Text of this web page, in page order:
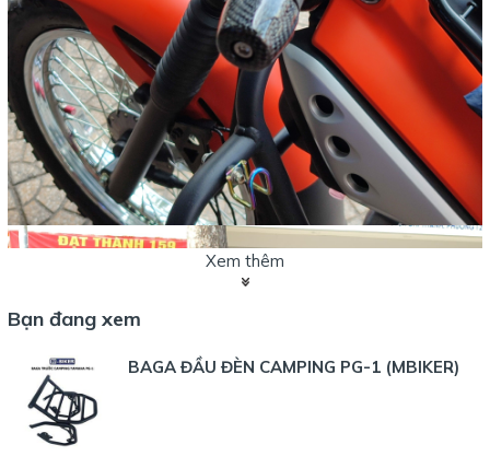
Xem thêm
Bạn đang xem
BAGA ĐẦU ĐÈN CAMPING PG-1 (MBIKER)